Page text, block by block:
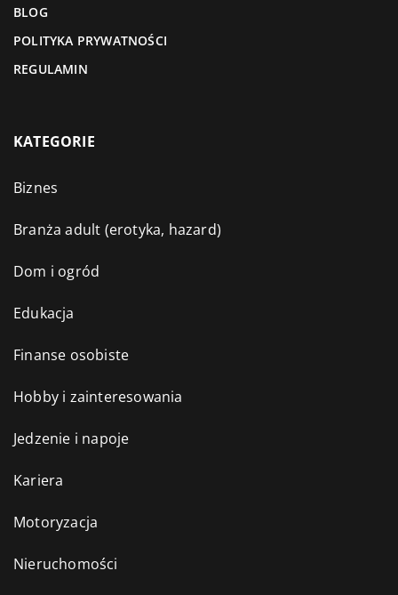
BLOG
POLITYKA PRYWATNOŚCI
REGULAMIN
KATEGORIE
Biznes
Branża adult (erotyka, hazard)
Dom i ogród
Edukacja
Finanse osobiste
Hobby i zainteresowania
Jedzenie i napoje
Kariera
Motoryzacja
Nieruchomości